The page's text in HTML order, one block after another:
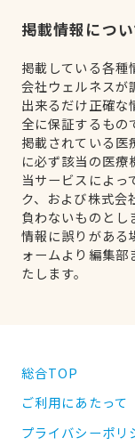
掲載情報につい
掲載している各種
会社ウェルネスが
出来るだけ正確な
全に保証するもの
掲載されている医
に必ず該当の医療
当サービスによっ
ク、および株式会
負わないものとし
情報に誤りがある
ォームより編集部
たします。
総合TOP
ご利用にあたって
プライバシーポリ